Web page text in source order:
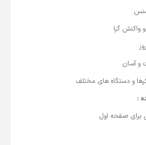
واکنش گرا
آسان
و دستگاه های مختلف
: